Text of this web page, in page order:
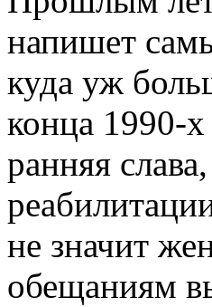
напишет
куда уж
конца 1990-
ранняя
не значит
обещаниям